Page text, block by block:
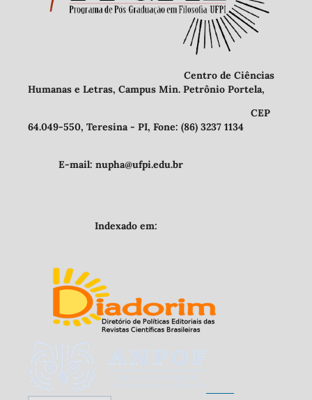
Centro de Ciências
Humanas e Letras, Campus Min. Petrônio Portela,
CEP
64.049-550, Teresina - PI, Fone: (86) 3237 1134
E-mail: nupha@ufpi.edu.br
Indexado em: